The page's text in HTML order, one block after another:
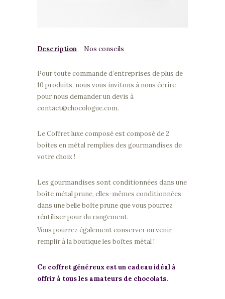
Description Nos conseils
Pour toute commande d’entreprises de plus de
10 produits, nous vous invitons à nous écrire
pour nous demander un devis à
contact@chocologue.com.
Le Coffret luxe composé est composé de 2
boites en métal remplies des gourmandises de
votre choix !
Les gourmandises sont conditionnées dans une
boîte métal prune, elles-mêmes conditionnées
dans une belle boîte prune que vous pourrez
réutiliser pour du rangement.
Vous pourrez également conserver ou venir
remplir à la boutique les boîtes métal !
Ce coffret généreux est un cadeau idéal à
offrir à tous les amateurs de chocolats.